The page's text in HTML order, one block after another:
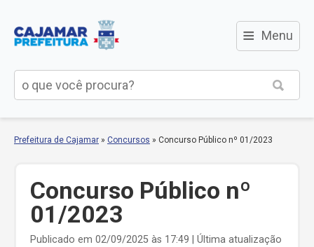
≡ Menu
Prefeitura de Cajamar » Concursos » Concurso Público nº 01/2023
Concurso Público nº
01/2023
Publicado em 02/09/2025 às 17:49 | Última atualização